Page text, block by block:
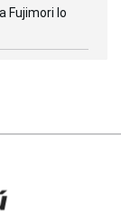
Fujimori lo